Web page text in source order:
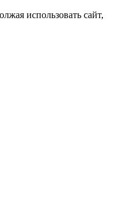
использовать сайт,